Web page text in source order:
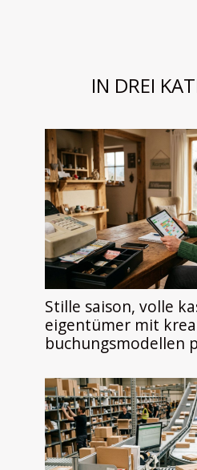
IN DREI
Stille saison, volle
eigentümer mit
buchungsmodellen